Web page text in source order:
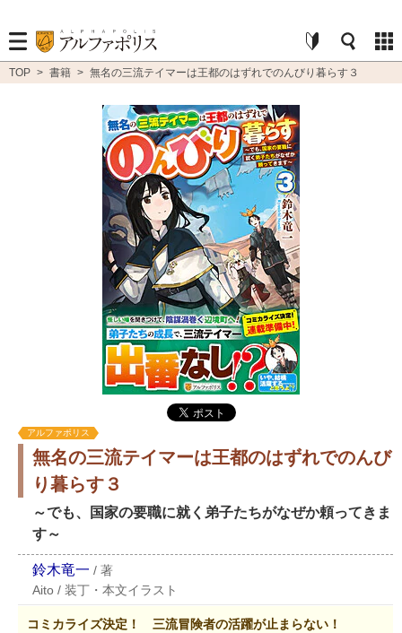
TOP > 書籍 > 無名の三流テイマーは王都のはずれでのんびり暮らす３
アルファポリス
無名の三流テイマーは王都のはずれでのんび
り暮らす３
～でも、国家の要職に就く弟子たちがなぜか頼ってきま
す～
鈴木竜一 / 著
Aito / 装丁・本文イラスト
コミカライズ決定！ 三流冒険者の活躍が止まらない！